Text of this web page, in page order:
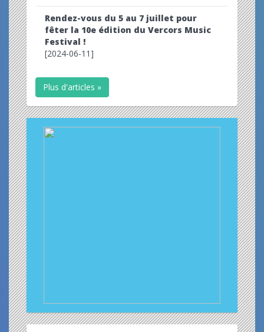
Rendez-vous du 5 au 7 juillet pour
fêter la 10e édition du Vercors Music
Festival !
[2024-06-11]
Plus d'articles »